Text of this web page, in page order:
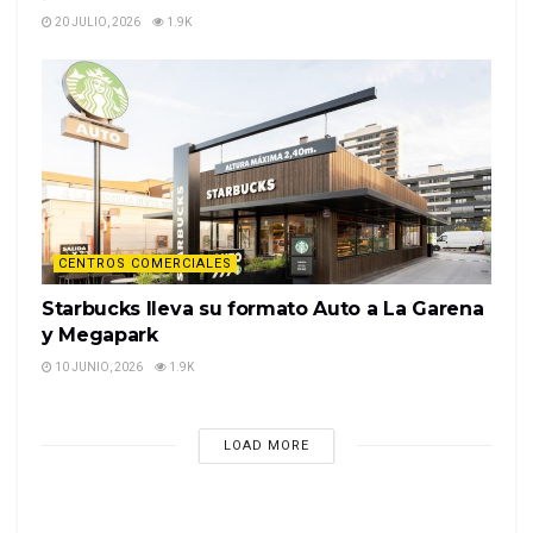
20 JULIO, 2026 1.9K
CENTROS COMERCIALES
Starbucks lleva su formato Auto a La Garena
y Megapark
10 JUNIO, 2026 1.9K
LOAD MORE